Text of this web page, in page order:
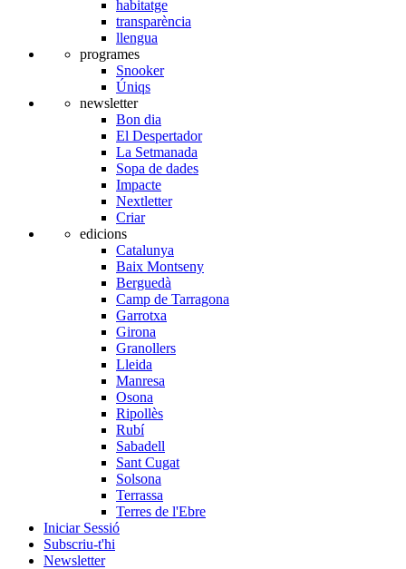
habitatge
transparència
llengua
programes
Snooker
Úniqs
newsletter
Bon dia
El Despertador
La Setmanada
Sopa de dades
Impacte
Nextletter
Criar
edicions
Catalunya
Baix Montseny
Berguedà
Camp de Tarragona
Garrotxa
Girona
Granollers
Lleida
Manresa
Osona
Ripollès
Rubí
Sabadell
Sant Cugat
Solsona
Terrassa
Terres de l'Ebre
Iniciar Sessió
Subscriu-t'hi
Newsletter